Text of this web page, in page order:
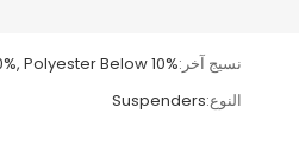
نسيج آخر:Polyester Below 10%
النوع:Suspenders